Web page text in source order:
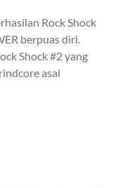
Rock Shock
berpuas diri.
Shock #2 yang
asal